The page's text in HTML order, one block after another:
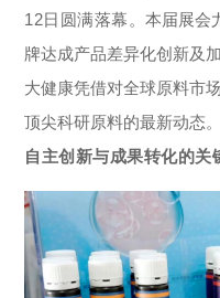
联系我们
12日圆满落幕。本届展会
牌达成产品差异化创新及
大健康凭借对全球原料市
顶尖科研原料的最新动态
自主创新与成果转化的关